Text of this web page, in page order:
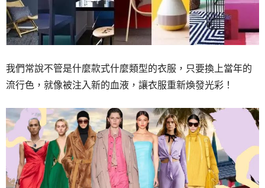
我們常說不管是什麼款式什麼類型的衣服，只要換上當年的
流行色，就像被注入新的血液，讓衣服重新煥發光彩！